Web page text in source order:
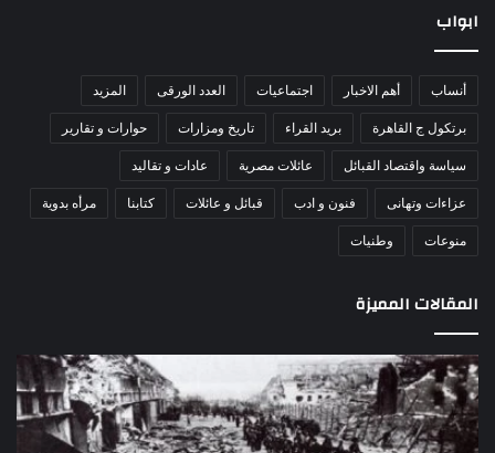
ابواب
أنساب أهم الاخبار اجتماعيات العدد الورقى المزيد
برتكول ج القاهرة بريد القراء تاريخ ومزارات حوارات و تقارير
سياسة واقتصاد القبائل عائلات مصرية عادات و تقاليد
عزاءات وتهانى فنون و ادب قبائل و عائلات كتابنا مرأه بدوية
منوعات وطنيات
المقالات المميزة
مذبحة
اللد..
القصة
الكاملة